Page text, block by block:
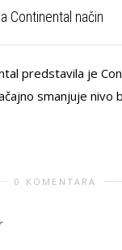
Continental način
predstavila je
smanjuje nivo
0 KOMENTARA